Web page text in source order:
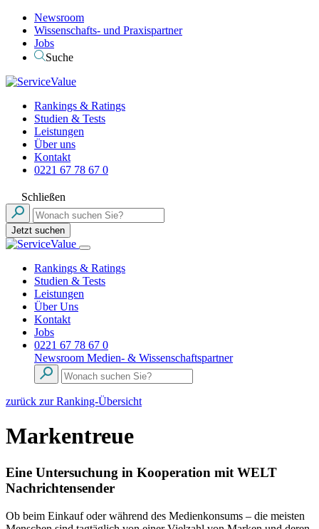
Newsroom
Wissenschafts- und Praxispartner
Jobs
Suche
Rankings & Ratings
Studien & Tests
Leistungen
Über uns
Kontakt
0221 67 78 67 0
Schließen
Jetzt suchen
Rankings & Ratings
Studien & Tests
Leistungen
Über Uns
Kontakt
Jobs
0221 67 78 67 0
Newsroom Medien- & Wissenschaftspartner
zurück zur Ranking-Übersicht
Markentreue
Eine Untersuchung in Kooperation mit WELT
Nachrichtensender
Ob beim Einkauf oder während des Medienkonsums – die meisten